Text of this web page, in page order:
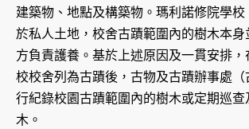
建築物、地點及構築物。瑪利諾修院學
於私人土地，校舍古蹟範圍內的樹木本
方負責護養。基於上述原因及一貫安排
校校舍列為古蹟後，古物及古蹟辦事處（
行紀錄校園古蹟範圍內的樹木或定期巡
木。